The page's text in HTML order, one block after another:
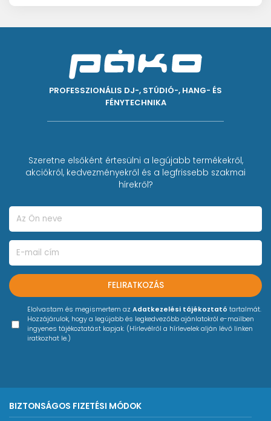
PROFESSZIONÁLIS DJ-, STÚDIÓ-, HANG- ÉS
FÉNYTECHNIKA
Szeretne elsőként értesülni a legújabb termékekről,
akciókról, kedvezményekről és a legfrissebb szakmai
hírekről?
FELIRATKOZÁS
Elolvastam és megismertem az Adatkezelési tájékoztató tartalmát.
Hozzájárulok, hogy a legújabb és legkedvezőbb ajánlatokról e-mailben
ingyenes tájékoztatást kapjak. (Hírlevélről a hírlevelek alján lévő linken
iratkozhat le.)
BIZTONSÁGOS FIZETÉSI MÓDOK